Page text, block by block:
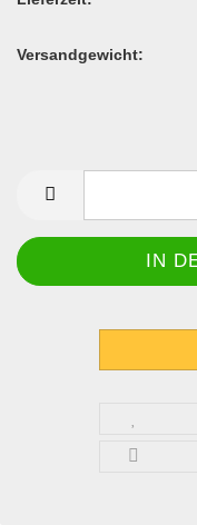
Versandgewicht: